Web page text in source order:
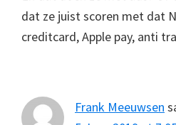
dat ze juist scoren met dat
creditcard, Apple pay, anti
Frank Meeuwsen